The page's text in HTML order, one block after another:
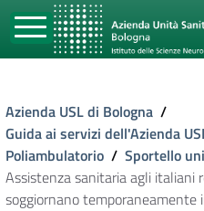
Azienda USL di Bologna /
Guida ai servizi dell'Azienda
Poliambulatorio / Sportello
Assistenza sanitaria agli italiani
soggiornano temporaneamente